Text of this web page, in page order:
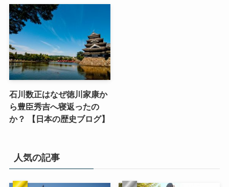
石川数正はなぜ徳川家康か
ら豊臣秀吉へ寝返ったの
か？ 【日本の歴史ブログ】
人気の記事